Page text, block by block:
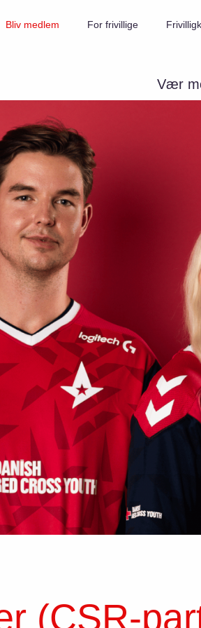
Vær
Bliv medlem For frivillige
(CSR-